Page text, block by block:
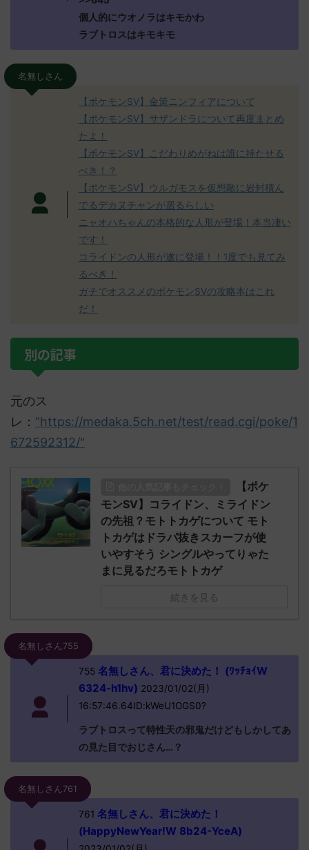
個人的にウオノラはキモかわ
ラブトロスはキモキモ
名無しさん
【ポケモンSV】金策ニンフィアについて
【ポケモンSV】サザンドラについて再度まとめ
たよ！
【ポケモンSV】こだわりめがねは誰に持たせる
べき！？
【ポケモンSV】ウルガモスを仮想敵に岩封積ん
でるデカヌチャンが居るらしい
ニャオハちゃんの本格的な人形が登場！本当凄い
です！
コライドンの人形が遂に登場！！1度でも見てみ
るべき！
ガチでオススメのポケモンSVの攻略本はこれ
だ！
別の記事
元のス
レ： "https://medaka.5ch.net/test/read.cgi/poke/1
672592312/"
【ポケ
モンSV】コライドン、ミライドン
の先祖？モトトカゲについて モト
トカゲはドラパ抜きスカーフが使
いやすそう シングルやってりゃた
まに見るだろモトトカゲ
続きを見る
名無しさん755
755名無しさん、君に決めた！ (ﾜｯﾁｮｲW
6324-h1hv) 2023/01/02(月)
16:57:46.64ID:kWeU1OGS0?
ラブトロスって特性天の邪鬼だけどもしかしてあ
の見た目でおじさん…？
名無しさん761
761 名無しさん、君に決めた！
(HappyNewYear!W 8b24-YceA)